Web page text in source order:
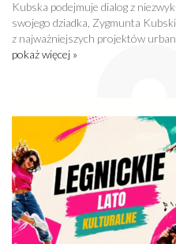
Kubska podejmuje dialog z
swojego dziadka, Zygmunta
z najważniejszych projektów
pokaż więcej »